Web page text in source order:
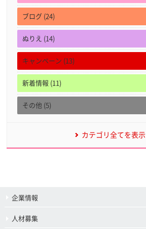
ブログ (24)
ぬりえ (14)
キャンペーン (13)
新着情報 (11)
その他 (5)
カテゴリ全てを表示
企業情報
人材募集